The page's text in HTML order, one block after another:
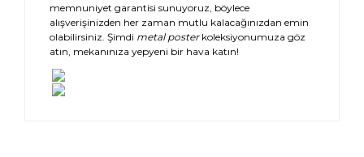
memnuniyet garantisi sunuyoruz, böylece
alışverişinizden her zaman mutlu kalacağınızdan emin
olabilirsiniz. Şimdi metal posterkoleksiyonumuza göz
atın, mekanınıza yepyeni bir hava katın!